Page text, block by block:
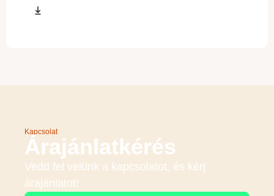
Kapcsolat
Árajánlatkérés
Vedd fel velünk a kapcsolatot, és kérj
árajánlatot!